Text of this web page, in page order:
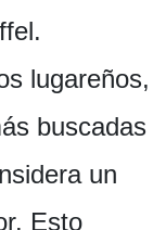
lugareños,
buscadas
un
Esto